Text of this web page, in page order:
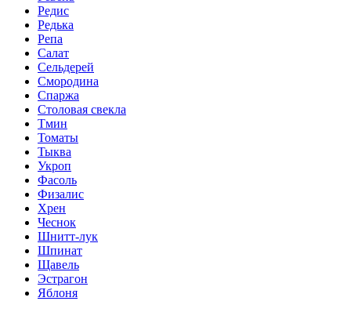
Редис
Редька
Репа
Салат
Сельдерей
Смородина
Спаржа
Столовая свекла
Тмин
Томаты
Тыква
Укроп
Фасоль
Физалис
Хрен
Чеснок
Шнитт-лук
Шпинат
Щавель
Эстрагон
Яблоня